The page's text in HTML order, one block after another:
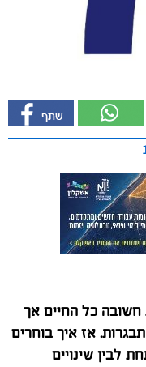
חשובה כל החיים אך
אז איך בוחרים
לבין שינויים